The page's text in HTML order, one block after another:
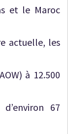
et le Maroc
actuelle, les
à 12.500
67